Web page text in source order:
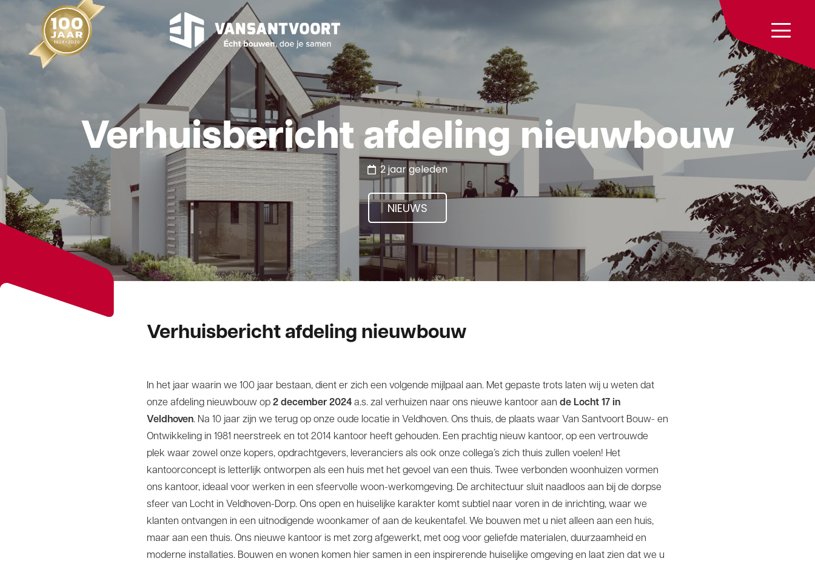
Verhuisbericht afdeling nieuwbouw
2 jaar geleden
NIEUWS
Verhuisbericht afdeling nieuwbouw
In het jaar waarin we 100 jaar bestaan, dient er zich een volgende mijlpaal aan. Met gepaste trots laten wij u weten dat
onze afdeling nieuwbouw op 2 december 2024a.s. zal verhuizen naar ons nieuwe kantoor aan de Locht 17 in
Veldhoven. Na 10 jaar zijn we terug op onze oude locatie in Veldhoven. Ons thuis, de plaats waar Van Santvoort Bouw- en
Ontwikkeling in 1981 neerstreek en tot 2014 kantoor heeft gehouden. Een prachtig nieuw kantoor, op een vertrouwde
plek waar zowel onze kopers, opdrachtgevers, leveranciers als ook onze collega’s zich thuis zullen voelen! Het
kantoorconcept is letterlijk ontworpen als een huis met het gevoel van een thuis. Twee verbonden woonhuizen vormen
ons kantoor, ideaal voor werken in een sfeervolle woon-werkomgeving. De architectuur sluit naadloos aan bij de dorpse
sfeer van Locht in Veldhoven-Dorp. Ons open en huiselijke karakter komt subtiel naar voren in de inrichting, waar we
klanten ontvangen in een uitnodigende woonkamer of aan de keukentafel. We bouwen met u niet alleen aan een huis,
maar aan een thuis. Ons nieuwe kantoor is met zorg afgewerkt, met oog voor geliefde materialen, duurzaamheid en
moderne installaties. Bouwen en wonen komen hier samen in een inspirerende huiselijke omgeving en laat zien dat we u